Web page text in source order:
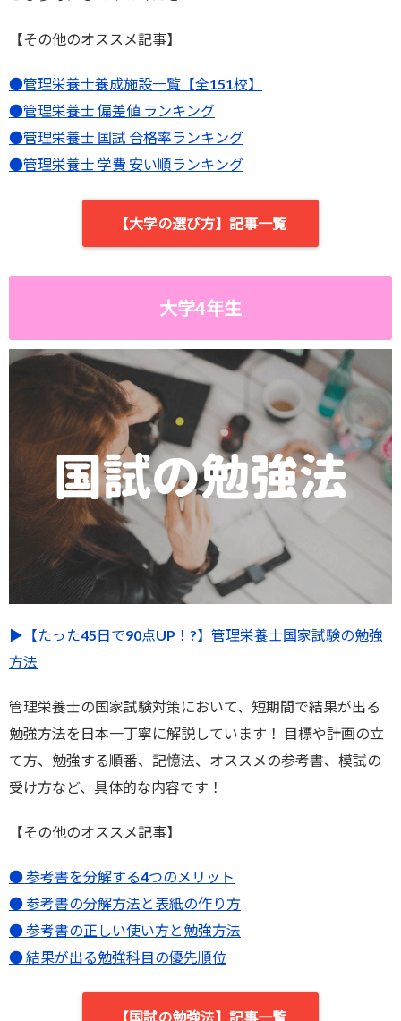
【その他のオススメ記事】
●管理栄養士養成施設一覧【全151校】
●管理栄養士 偏差値 ランキング
●管理栄養士 国試 合格率ランキング
●管理栄養士 学費 安い順ランキング
【大学の選び方】記事一覧
大学4年生
▶︎【たった45日で90点UP！?】管理栄養士国家試験の勉強
方法
管理栄養士の国家試験対策において、短期間で結果が出る
勉強方法を日本一丁寧に解説しています！ 目標や計画の立
て方、勉強する順番、記憶法、オススメの参考書、模試の
受け方など、具体的な内容です！
【その他のオススメ記事】
● 参考書を分解する4つのメリット
● 参考書の分解方法と表紙の作り方
● 参考書の正しい使い方と勉強方法
● 結果が出る勉強科目の優先順位
【国試の勉強法】記事一覧